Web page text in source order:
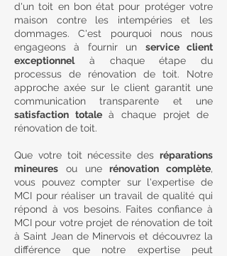
d'un toit en bon état pour protéger votre
maison contre les intempéries et les
dommages. C'est pourquoi nous nous
engageons à fournir un service client
exceptionnelà chaque étape du
processus de rénovation de toit. Notre
approche axée sur le client garantit une
communication transparente et une
satisfaction totaleà chaque projet de
rénovation de toit.
Que votre toit nécessite des réparations
mineures ou unerénovation complète,
vous pouvez compter sur l'expertise de
MCI pour réaliser un travail de qualité qui
répond à vos besoins. Faites confiance à
MCI pour votre projet de rénovation de toit
à Saint Jean de Minervois et découvrez la
différence que notre expertise peut